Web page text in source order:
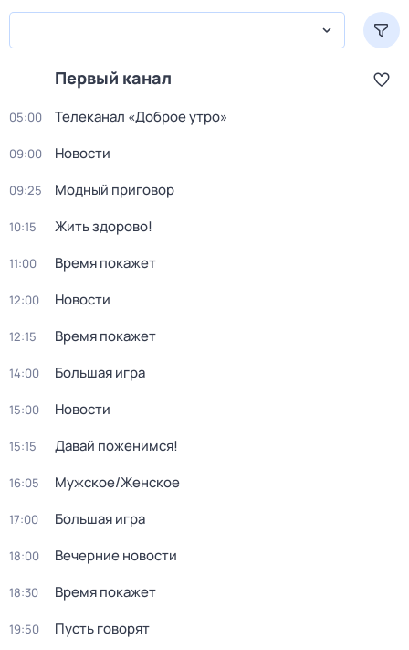
Первый канал
05:00 Телеканал «Доброе утро»
09:00 Новости
09:25 Модный приговор
10:15 Жить здорово!
11:00 Время покажет
12:00 Новости
12:15 Время покажет
14:00 Большая игра
15:00 Новости
15:15 Давай поженимся!
16:05 Мужское/Женское
17:00 Большая игра
18:00 Вечерние новости
18:30 Время покажет
19:50 Пусть говорят